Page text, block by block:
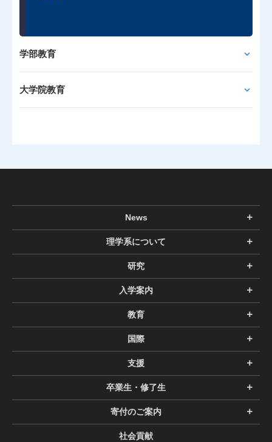
学部教育
大学院教育
News
理学系について
研究
入学案内
教育
国際
支援
卒業生・修了生
寄付のご案内
社会貢献